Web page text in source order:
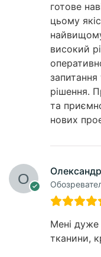
готове
цьому
високий
рішення.
та
нових
Мені дуже
тканини,